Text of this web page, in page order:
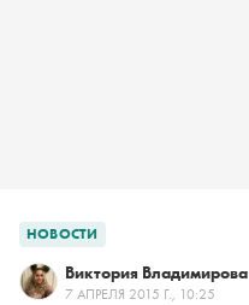
НОВОСТИ
Виктория Владимирова
7 АПРЕЛЯ 2015 Г., 10:25